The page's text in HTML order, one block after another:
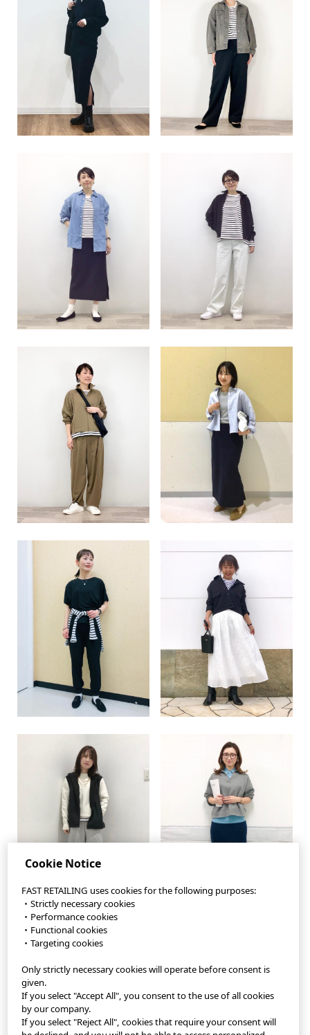
StyleHint App
Terms of Use
Cookie Notice
FAST RETAILING uses cookies for the following purposes:
・Strictly necessary cookies
・Performance cookies
・Functional cookies
・Targeting cookies
Only strictly necessary cookies will operate before consent is
given.
If you select "Accept All", you consent to the use of all cookies
by our company.
If you select "Reject All", cookies that require your consent will